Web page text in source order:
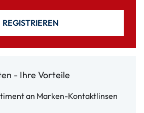
REGISTRIEREN
- Ihre Vorteile
an Marken-Kontaktlinsen